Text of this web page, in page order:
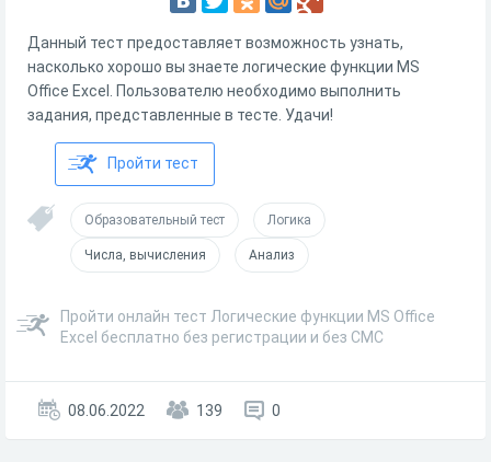
Данный тест предоставляет возможность узнать,
насколько хорошо вы знаете логические функции MS
Office Excel. Пользователю необходимо выполнить
задания, представленные в тесте. Удачи!
Пройти тест
Образовательный тест Логика
Числа, вычисления Анализ
Пройти онлайн тест Логические функции MS Office
Excel бесплатно без регистрации и без СМС
08.06.2022 139 0